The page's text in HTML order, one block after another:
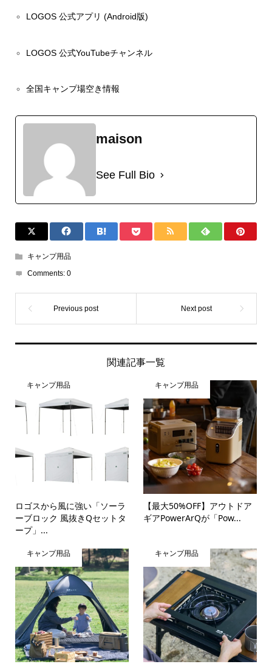
LOGOS 公式アプリ (Android版)
LOGOS 公式YouTubeチャンネル
全国キャンプ場空き情報
maison
See Full Bio
キャンプ用品
Comments: 0
関連記事一覧
キャンプ用品
ロゴスから風に強い「ソーラ
ーブロック 風抜きQセットタ
ープ」...
キャンプ用品
【最大50%OFF】アウトドア
ギアPowerArQが「Pow...
キャンプ用品 キャンプ用品